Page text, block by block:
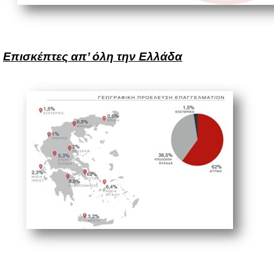
Επι­σκέ­πτες απ’ όλη την Ελ­λά­δα